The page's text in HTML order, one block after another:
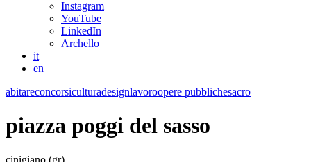
Instagram
YouTube
LinkedIn
Archello
it
en
abitareconcorsiculturadesignlavoroopere pubblichesacro
piazza poggi del sasso
cinigiano (gr)